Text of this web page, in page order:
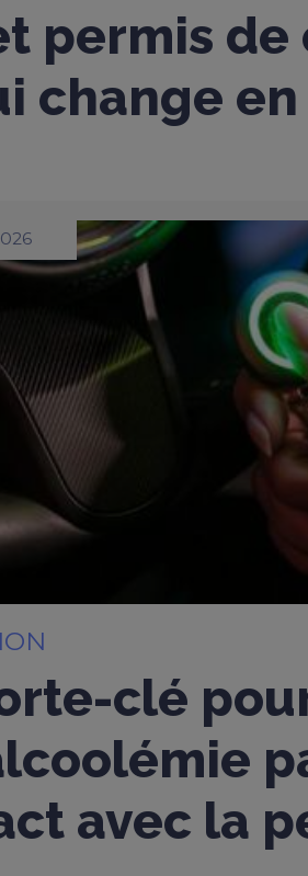
permis
change
clé
avec la